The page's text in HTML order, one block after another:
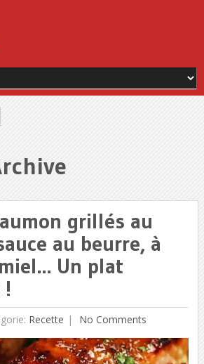
grillés au
au beurre, à
Un plat
Recette No Comments